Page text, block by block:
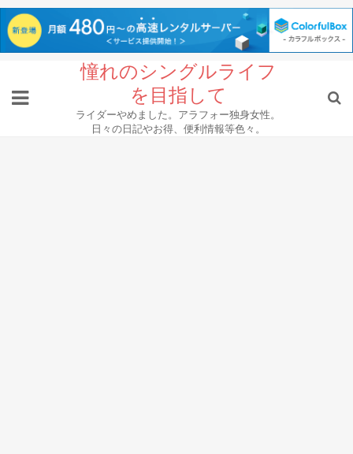
content
憧れのシングルライフ
を目指して
ライダーやめました。アラフォー独身女性。
日々の日記やお得、便利情報等色々。